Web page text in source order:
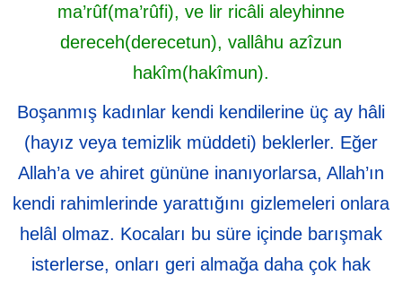
ma’rûf(ma’rûfi), ve lir ricâli aleyhinne
dereceh(derecetun), vallâhu azîzun
hakîm(hakîmun).
Boşanmış kadınlar kendi kendilerine üç ay hâli
(hayız veya temizlik müddeti) beklerler. Eğer
Allah’a ve ahiret gününe inanıyorlarsa, Allah’ın
kendi rahimlerinde yarattığını gizlemeleri onlara
helâl olmaz. Kocaları bu süre içinde barışmak
isterlerse, onları geri almağa daha çok hak